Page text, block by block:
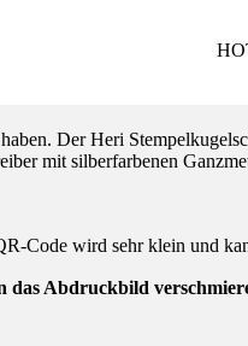
Der Heri
mit silberfarbenen
Code wird sehr klein und
das Abdruckbild